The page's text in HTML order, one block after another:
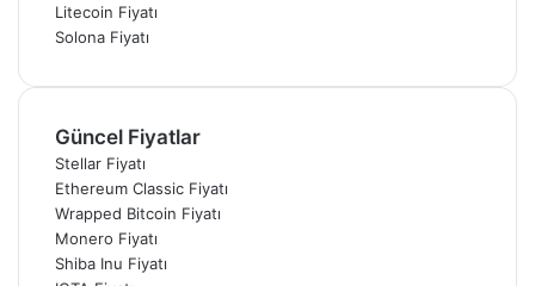
Litecoin Fiyatı
Solona Fiyatı
Güncel Fiyatlar
Stellar Fiyatı
Ethereum Classic Fiyatı
Wrapped Bitcoin Fiyatı
Monero Fiyatı
Shiba Inu Fiyatı